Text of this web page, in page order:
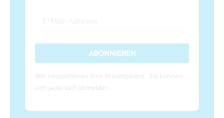
ABONNIEREN